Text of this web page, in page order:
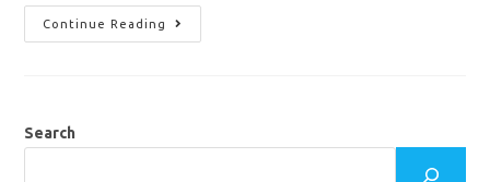
Continue Reading
Current
Affairs
Search